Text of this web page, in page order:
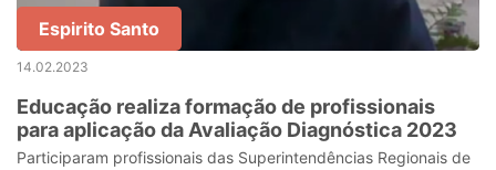
Espirito Santo
14.02.2023
Educação realiza formação de profissionais
para aplicação da Avaliação Diagnóstica 2023
Participaram profissionais das Superintendências Regionais de